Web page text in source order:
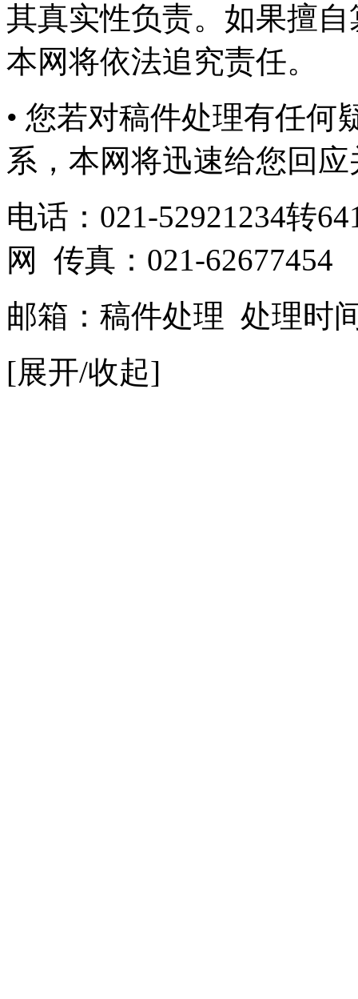
其真实性负责。如果擅
本网将依法追究责任。
• 您若对稿件处理有任何
系，本网将迅速给您回
电话：021-52921234转
网 传真：021-62677454
邮箱： 稿件处理 处理时
[展开/收起]